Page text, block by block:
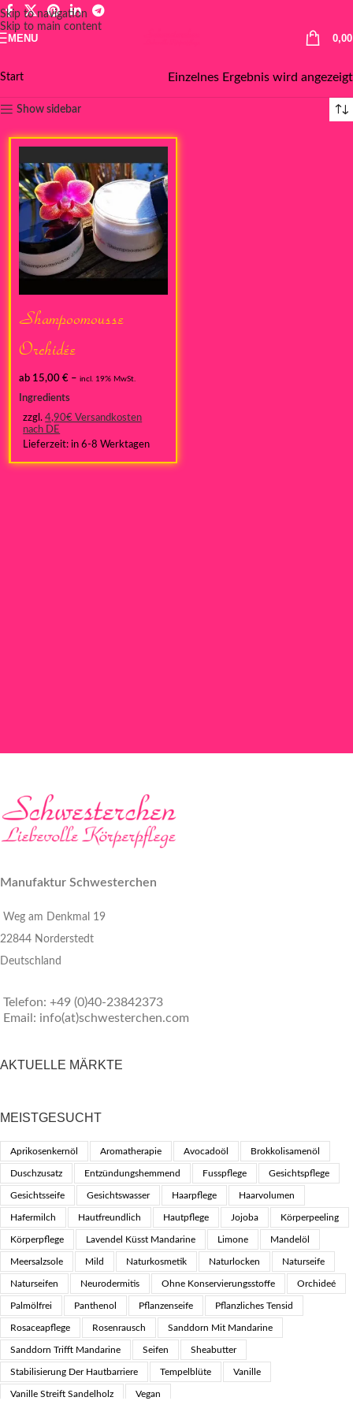
Skip to navigation
Skip to main content
MENU
Start Einzelnes Ergebnis wird angezeigt
Show sidebar
Shampoomousse
Orchidée
ab 15,00€ –incl. 19% MwSt.
Ingredients
zzgl.4,90€ Versandkosten
nach DE
Lieferzeit:in 6-8 Werktagen
Manufaktur Schwesterchen
Weg am Denkmal 19
22844 Norderstedt
Deutschland
Telefon: +49 (0)40-23842373
Email: info(at)schwesterchen.com
AKTUELLE MÄRKTE
MEISTGESUCHT
Aprikosenkernöl Aromatherapie Avocadoöl Brokkolisamenöl
Duschzusatz Entzündungshemmend Fusspflege Gesichtspflege
Gesichtsseife Gesichtswasser Haarpflege Haarvolumen
Hafermilch Hautfreundlich Hautpflege Jojoba Körperpeeling
Körperpflege Lavendel Küsst Mandarine Limone Mandelöl
Meersalzsole Mild Naturkosmetik Naturlocken Naturseife
Naturseifen Neurodermitis Ohne Konservierungsstoffe Orchideé
Palmölfrei Panthenol Pflanzenseife Pflanzliches Tensid
Rosaceapflege Rosenrausch Sanddorn Mit Mandarine
Sanddorn Trifft Mandarine Seifen Sheabutter
Stabilisierung Der Hautbarriere Tempelblüte Vanille
Vanille Streift Sandelholz Vegan